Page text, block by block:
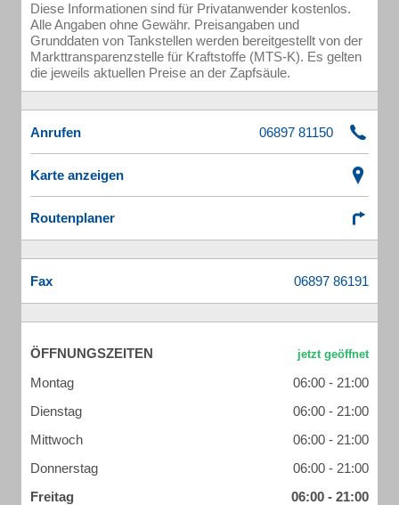
Diese Informationen sind für Privatanwender kostenlos.
Alle Angaben ohne Gewähr. Preisangaben und
Grunddaten von Tankstellen werden bereitgestellt von der
Markttransparenzstelle für Kraftstoffe (MTS-K). Es gelten
die jeweils aktuellen Preise an der Zapfsäule.
Anrufen
Karte anzeigen
Routenplaner
Fax
ÖFFNUNGSZEITEN
Montag
06:00 - 21:00
Dienstag
06:00 - 21:00
Mittwoch
06:00 - 21:00
Donnerstag
06:00 - 21:00
Freitag
06:00 - 21:00